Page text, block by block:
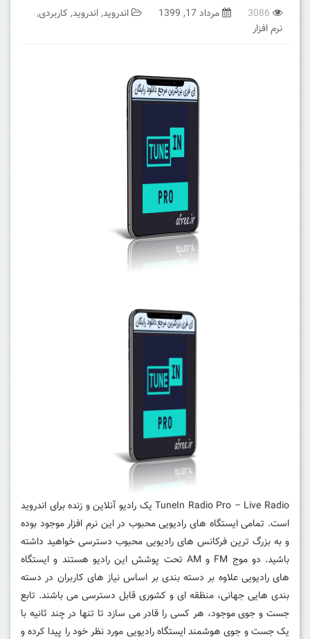
3086 مرداد 17, 1399 اندروید,اندروید, کاربردی,
نرم افزار
TuneIn Radio Pro – Live Radio یک رادیو آنلاین و زنده برای اندروید
است. تمامی ایستگاه های رادیویی محبوب در این نرم افزار موجود بوده
و به بزرگ ترین فرکانس های رادیویی محبوب دسترسی خواهید داشته
باشید. دو موج FM و AM تحت پوشش این رادیو هستند و ایستگاه
های رادیویی علاوه بر دسته بندی بر اساس نیاز های کاربران در دسته
بندی هایی جهانی، منظقه ای و کشوری قابل دسترسی می باشند. تابع
جست و جوی موجود، هر کسی را قادر می سازد تا تنها در چند ثانیه با
یک جست و جوی هوشمند ایستگاه رادیویی مورد نظر خود را پیدا کرده و